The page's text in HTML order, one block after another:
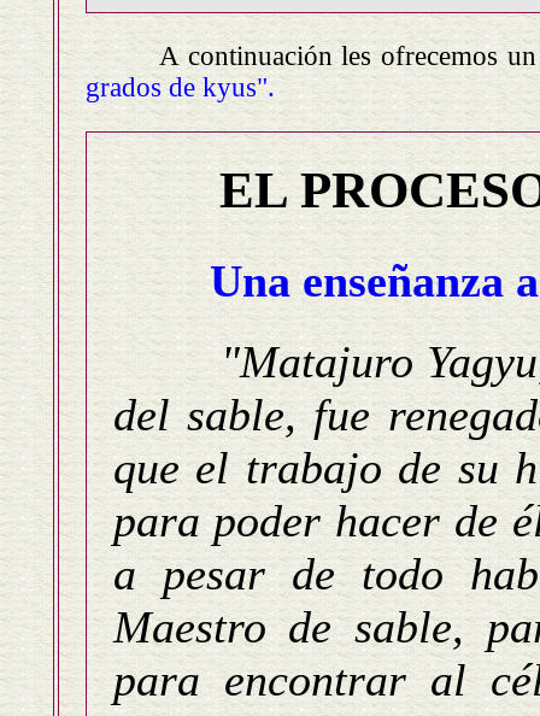
A continuación les ofrecemos un
grados de kyus".
EL PROCESO
Una enseñanza
"Matajuro
del sable, fue
que el trabajo de su
para poder hacer de
a pesar de todo
Maestro de sable,
para encontrar al